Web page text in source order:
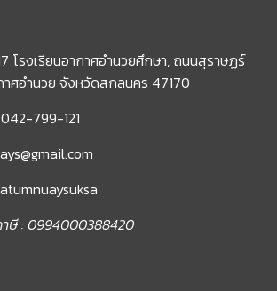
โรงเรียนอากาศอำนวยศึกษา, ถนนสุราษฏร์
าศอำนวย จังหวัดสกลนคร 47170
799-121
าษี : 0994000388420